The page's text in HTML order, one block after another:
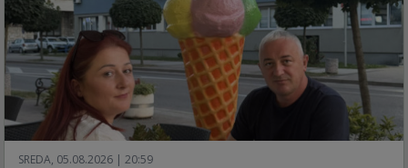
SREDA, 05.08.2026 | 20:59